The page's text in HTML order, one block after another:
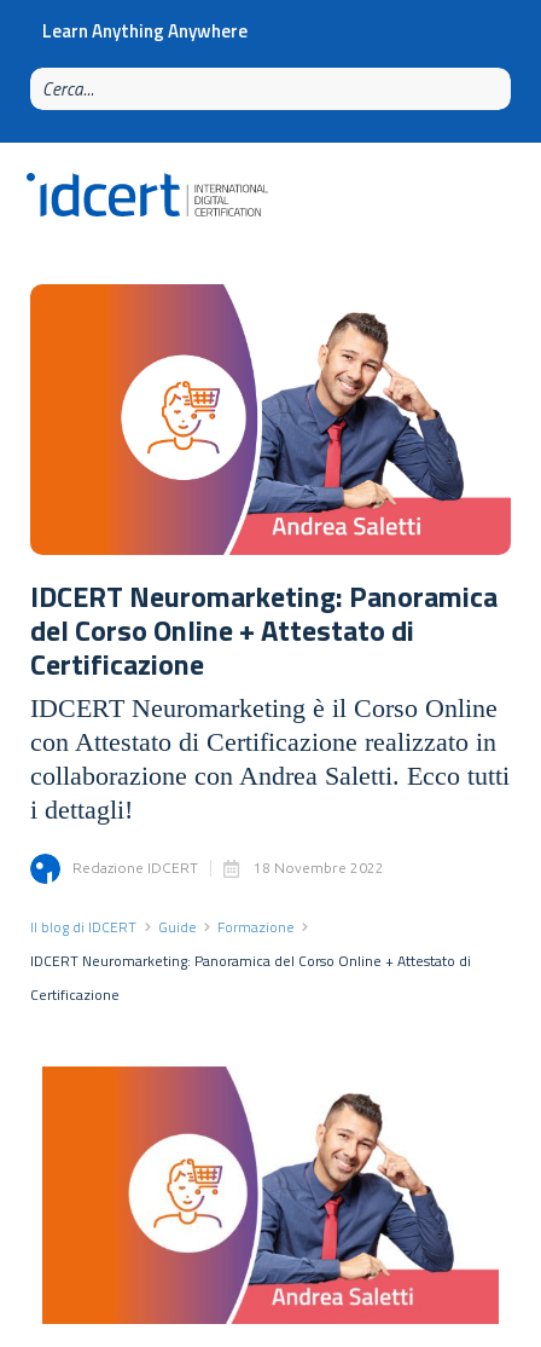
Learn Anything Anywhere
IDCERT Neuromarketing: Panoramica
del Corso Online + Attestato di
Certificazione
IDCERT Neuromarketing è il Corso Online
con Attestato di Certificazione realizzato in
collaborazione con Andrea Saletti. Ecco tutti
i dettagli!
Redazione IDCERT 18 Novembre 2022
Il blog di IDCERT Guide
Formazione
IDCERT Neuromarketing: Panoramica del Corso Online + Attestato di
Certificazione